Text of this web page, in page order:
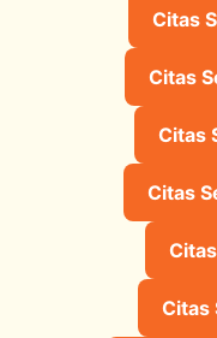
Citas
Citas
Citas
Citas
Citas